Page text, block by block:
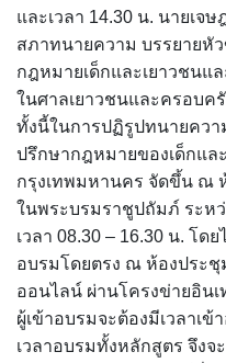
และเวลา 14.30 น. นายเจ
สภาทนายความ บรรยายหั
กฎหมายเด็กและเยาวชนแ
ในศาลเยาวชนและครอบครั
ทั้งนี้ในการปฏิรูปทนายคว
ปรึกษากฎหมายของเด็กแล
กรุงเทพมหานคร จัดขึ้น ณ
ในพระบรมราชูปถัมภ์ ระห
เวลา 08.30 – 16.30 น. โด
อบรมโดยตรง ณ ห้องประ
ออนไลน์ ผ่านโครงข่ายอินเ
ผู้เข้าอบรมจะต้องมีเวลาเ
เวลาอบรมทั้งหลักสูตร จึง